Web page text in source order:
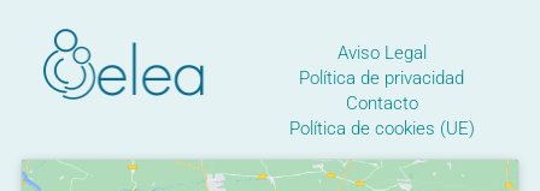
Aviso Legal
Política de privacidad
Contacto
Política de cookies (UE)